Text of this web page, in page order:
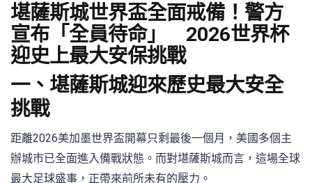
堪薩斯城世界盃全面戒備！警方
宣布「全員待命」 2026世界杯
迎史上最大安保挑戰
一、堪薩斯城迎來歷史最大安全
挑戰
距離2026美加墨世界盃開幕只剩最後一個月，美國多個主
辦城市已全面進入備戰狀態。而對堪薩斯城而言，這場全球
最大足球盛事，正帶來前所未有的壓力。